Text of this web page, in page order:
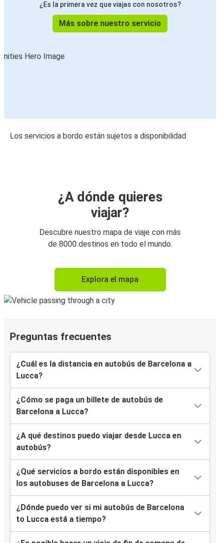
¿Es la primera vez que viajas con nosotros?
Más sobre nuestro servicio
Los servicios a bordo están sujetos a disponibilidad
¿A dónde quieres
viajar?
Descubre nuestro mapa de viaje con más
de 8000 destinos en todo el mundo.
Explora el mapa
Preguntas frecuentes
¿Cuál es la distancia en autobús de Barcelona a
Lucca?
¿Cómo se paga un billete de autobús de
Barcelona a Lucca?
¿A qué destinos puedo viajar desde Lucca en
autobús?
¿Qué servicios a bordo están disponibles en
los autobuses de Barcelona a Lucca?
¿Dónde puedo ver si mi autobús de Barcelona
to Lucca está a tiempo?